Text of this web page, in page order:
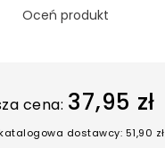
Oceń produkt
cena: 37,95 zł
dostawcy: 51,90 zł